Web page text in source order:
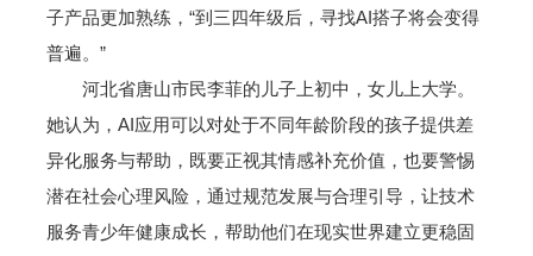
子产品更加熟练，“到三四年级后，寻找AI搭子将会变得
普遍。”
河北省唐山市民李菲的儿子上初中，女儿上大学。
她认为，AI应用可以对处于不同年龄阶段的孩子提供差
异化服务与帮助，既要正视其情感补充价值，也要警惕
潜在社会心理风险，通过规范发展与合理引导，让技术
服务青少年健康成长，帮助他们在现实世界建立更稳固